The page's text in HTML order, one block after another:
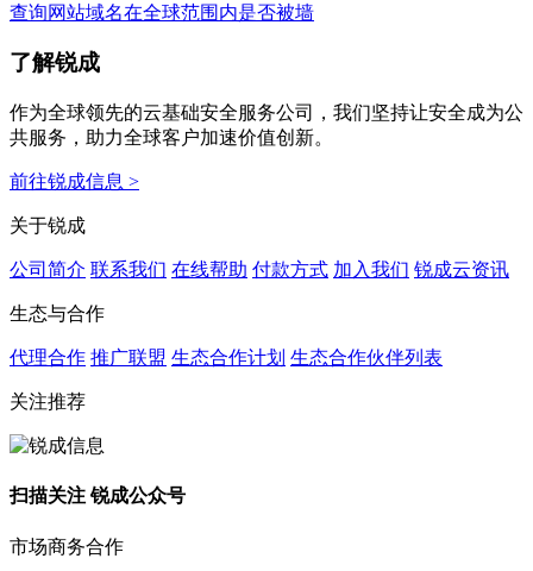
查询网站域名在全球范围内是否被墙
了解锐成
作为全球领先的云基础安全服务公司，我们坚持让安全成为公
共服务，助力全球客户加速价值创新。
前往锐成信息 >
关于锐成
公司简介 联系我们 在线帮助 付款方式 加入我们 锐成云资讯
生态与合作
代理合作 推广联盟 生态合作计划 生态合作伙伴列表
关注推荐
扫描关注 锐成公众号
市场商务合作